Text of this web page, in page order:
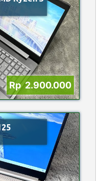
Rp 2.900.000